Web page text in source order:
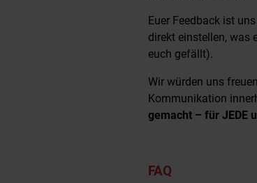
Euer Feedback ist
direkt einstellen, was
euch gefällt).
Wir würden uns
Kommunikation
gemacht – für JEDE
FAQ